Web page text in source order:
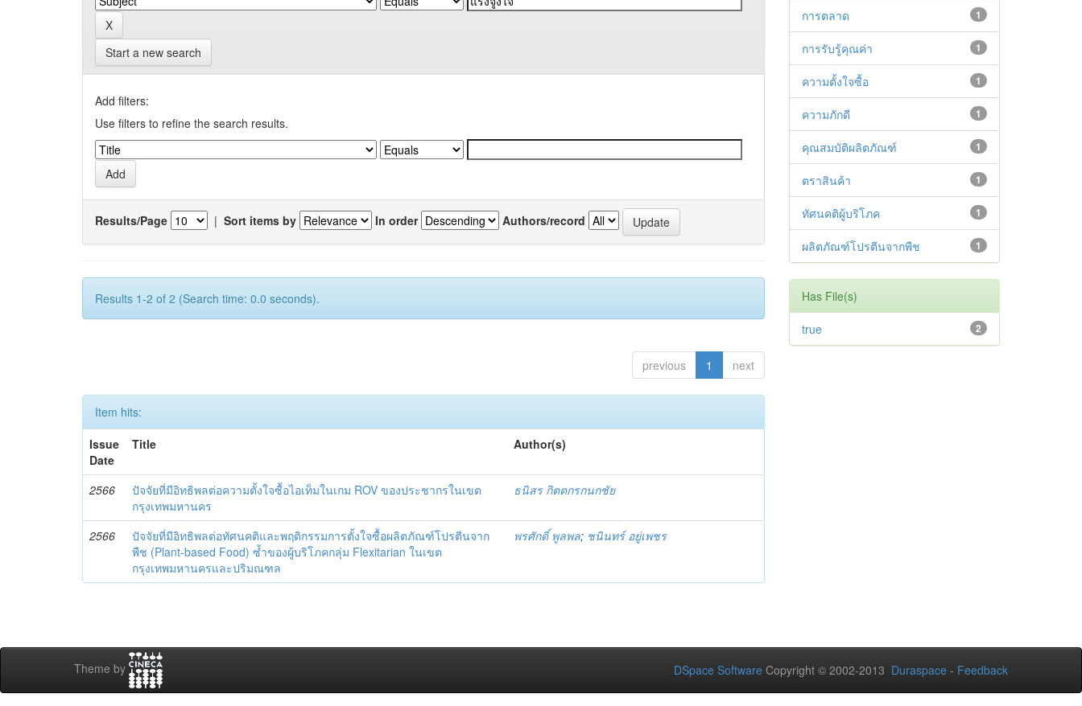
Start a new search
Add filters:
Use filters to refine the search results.
Results/Page | Sort items by In order Authors/record
Results 1-2 of 2 (Search time: 0.0 seconds).
previous 1 next
Item hits:
Issue
Date
Title Author(s)
2566
ปัจจัยที่มีอิทธิพลต่อความตั้งใจซื้อไอเท็มในเกม ROV ของประชากรในเขต
กรุงเทพมหานคร
ธนิสร กิตตกรกนกชัย
2566
ปัจจัยที่มีอิทธิพลต่อทัศนคติและพฤติกรรมการตั้งใจซื้อผลิตภัณฑ์โปรตีนจาก
พืช (Plant-based Food) ซ้ำของผู้บริโภคกลุ่ม Flexitarian ในเขต
กรุงเทพมหานครและปริมณฑล
พรศักดิ์ พูลพล; ชนินทร์ อยู่เพชร
1
การตลาด
1
การรับรู้คุณค่า
1
ความตั้งใจซื้อ
1
ความภักดี
1
คุณสมบัติผลิตภัณฑ์
1
ตราสินค้า
1
ทัศนคติผู้บริโภค
1
ผลิตภัณฑ์โปรตีนจากพืช
Has File(s)
2
true
Theme by DSpace Software Copyright © 2002-2013 Duraspace - Feedback